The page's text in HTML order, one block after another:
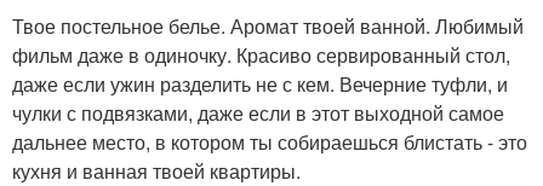
Твое постельное белье. Аромат твоей ванной. Любимый
фильм даже в одиночку. Красиво сервированный стол,
даже если ужин разделить не с кем. Вечерние туфли, и
чулки с подвязками, даже если в этот выходной самое
дальнее место, в котором ты собираешься блистать - это
кухня и ванная твоей квартиры.